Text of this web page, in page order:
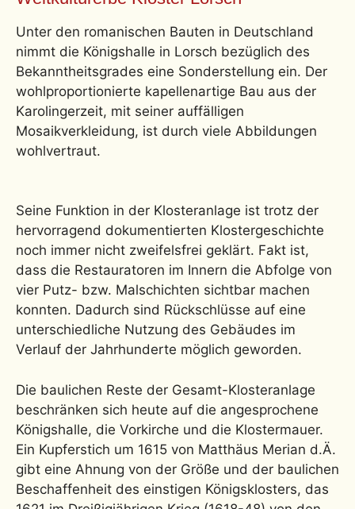
Unter den romanischen Bauten in Deutschland
nimmt die Königshalle in Lorsch bezüglich des
Bekanntheitsgrades eine Sonderstellung ein. Der
wohlproportionierte kapellenartige Bau aus der
Karolingerzeit, mit seiner auffälligen
Mosaikverkleidung, ist durch viele Abbildungen
wohlvertraut.
Seine Funktion in der Klosteranlage ist trotz der
hervorragend dokumentierten Klostergeschichte
noch immer nicht zweifelsfrei geklärt. Fakt ist,
dass die Restauratoren im Innern die Abfolge von
vier Putz- bzw. Malschichten sichtbar machen
konnten. Dadurch sind Rückschlüsse auf eine
unterschiedliche Nutzung des Gebäudes im
Verlauf der Jahrhunderte möglich geworden.
Die baulichen Reste der Gesamt-Klosteranlage
beschränken sich heute auf die angesprochene
Königshalle, die Vorkirche und die Klostermauer.
Ein Kupferstich um 1615 von Matthäus Merian d.Ä.
gibt eine Ahnung von der Größe und der baulichen
Beschaffenheit des einstigen Königsklosters, das